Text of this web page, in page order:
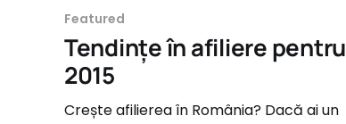
Featured
Tendințe în afiliere pentru
2015
Crește afilierea în România? Dacă ai un